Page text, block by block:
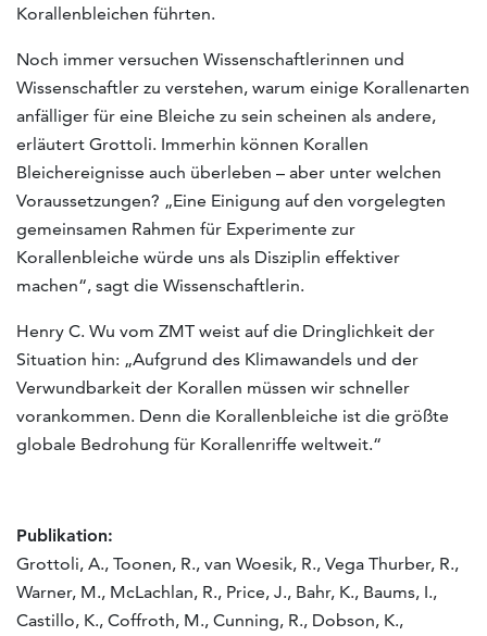
Korallenbleichen führten.
Noch immer versuchen Wissenschaftlerinnen und
Wissenschaftler zu verstehen, warum einige Korallenarten
anfälliger für eine Bleiche zu sein scheinen als andere,
erläutert Grottoli. Immerhin können Korallen
Bleichereignisse auch überleben – aber unter welchen
Voraussetzungen? „Eine Einigung auf den vorgelegten
gemeinsamen Rahmen für Experimente zur
Korallenbleiche würde uns als Disziplin effektiver
machen“, sagt die Wissenschaftlerin.
Henry C. Wu vom ZMT weist auf die Dringlichkeit der
Situation hin: „Aufgrund des Klimawandels und der
Verwundbarkeit der Korallen müssen wir schneller
vorankommen. Denn die Korallenbleiche ist die größte
globale Bedrohung für Korallenriffe weltweit.“
Publikation:
Grottoli, A., Toonen, R., van Woesik, R., Vega Thurber, R.,
Warner, M., McLachlan, R., Price, J., Bahr, K., Baums, I.,
Castillo, K., Coffroth, M., Cunning, R., Dobson, K.,